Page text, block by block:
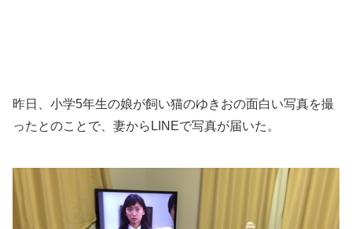
昨日、小学5年生の娘が飼い猫のゆきおの面白い写真を撮
ったとのことで、妻からLINEで写真が届いた。